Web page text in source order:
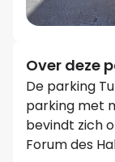
Over deze
De parking
parking met
bevindt zich
Forum des